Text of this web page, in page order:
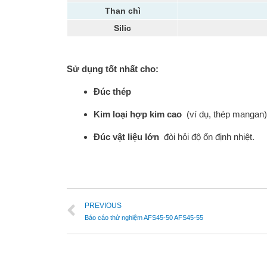
Than chì
Silic
Sử dụng tốt nhất cho:
Đúc thép
Kim loại hợp kim cao (ví dụ, thép
Đúc vật liệu lớn đòi hỏi độ ổn định nhiệt.
PREVIOUS
Báo cáo thử nghiệm AFS45-50 AFS45-55